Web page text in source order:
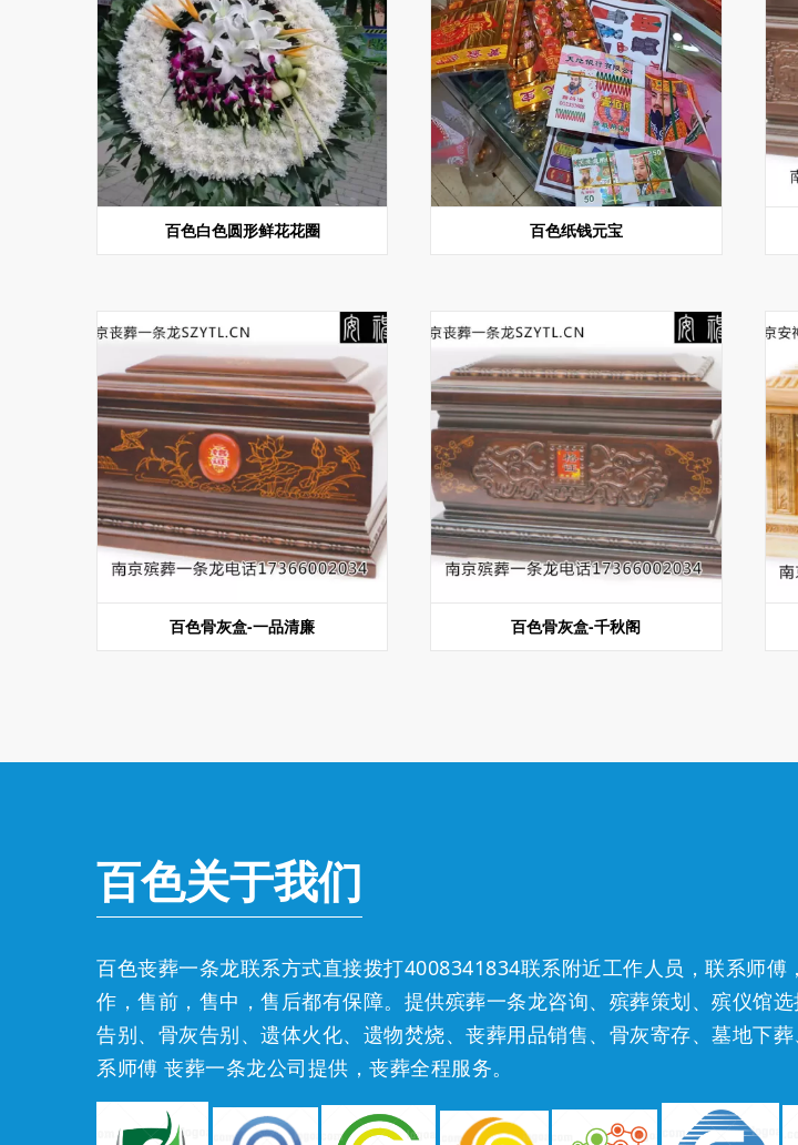
百色白色圆形鲜花花圈 百色纸钱元宝
百色骨灰盒-一品清廉 百色骨灰盒-千秋阁
百色关于我们
百色丧葬一条龙联系方式直接拨打4008341834联系附近工作人员，联系师
作，售前，售中，售后都有保障。提供殡葬一条龙咨询、殡葬策划、殡仪馆
告别、骨灰告别、遗体火化、遗物焚烧、丧葬用品销售、骨灰寄存、墓地下葬
系师傅 丧葬一条龙公司提供，丧葬全程服务。